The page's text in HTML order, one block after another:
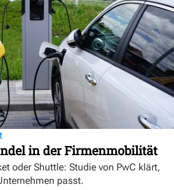
in der Firmenmobilität
oder Shuttle: Studie von PwC klärt,
passt.